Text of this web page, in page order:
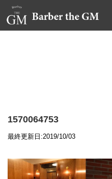
1570064753
最終更新日:2019/10/03